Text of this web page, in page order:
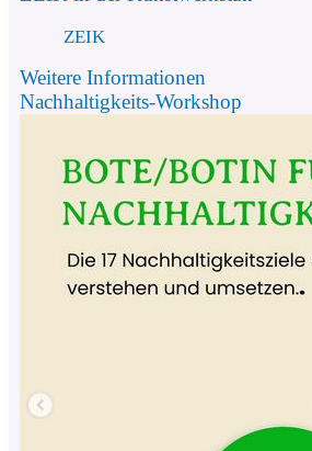
ZEIK
Weitere Informationen
Nachhaltigkeits-Workshop